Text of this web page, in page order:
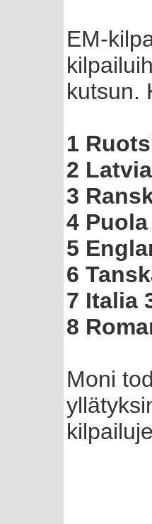
EM-
kutsun.
1
2
3
4 Puola
5
6
7 Italia
8
Moni